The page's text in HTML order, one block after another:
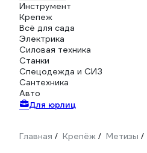
Инструмент
Крепеж
Всё для сада
Электрика
Силовая техника
Станки
Спецодежда и СИЗ
Сантехника
Авто
Для юрлиц
Главная / Крепёж / Метизы /